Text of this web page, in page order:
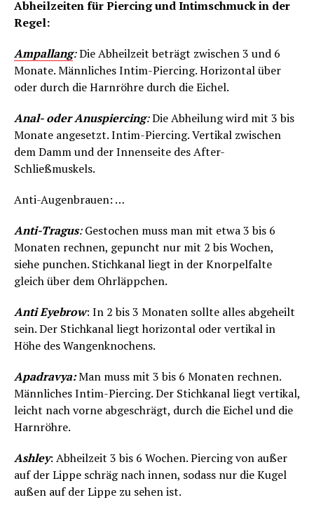
Abheilzeiten für Piercing und Intimschmuck in der
Regel:
Ampallang:Die Abheilzeit beträgt zwischen 3 und 6
Monate. Männliches Intim-Piercing. Horizontal über
oder durch die Harnröhre durch die Eichel.
Anal- oder Anuspiercing:Die Abheilung wird mit 3 bis
Monate angesetzt. Intim-Piercing. Vertikal zwischen
dem Damm und der Innenseite des After-
Schließmuskels.
Anti-Augenbrauen: …
Anti-Tragus:Gestochen muss man mit etwa 3 bis 6
Monaten rechnen, gepuncht nur mit 2 bis Wochen,
siehe punchen. Stichkanal liegt in der Knorpelfalte
gleich über dem Ohrläppchen.
Anti Eyebrow: In 2 bis 3 Monaten sollte alles abgeheilt
sein. Der Stichkanal liegt horizontal oder vertikal in
Höhe des Wangenknochens.
Apadravya:Man muss mit 3 bis 6 Monaten rechnen.
Männliches Intim-Piercing. Der Stichkanal liegt vertikal,
leicht nach vorne abgeschrägt, durch die Eichel und die
Harnröhre.
Ashley: Abheilzeit 3 bis 6 Wochen. Piercing von außer
auf der Lippe schräg nach innen, sodass nur die Kugel
außen auf der Lippe zu sehen ist.